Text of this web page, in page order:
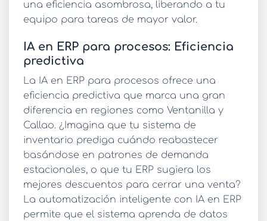
una eficiencia asombrosa, liberando a tu
equipo para tareas de mayor valor.
IA en ERP para procesos: Eficiencia
predictiva
La IA en ERP para procesos ofrece una
eficiencia predictiva que marca una gran
diferencia en regiones como Ventanilla y
Callao. ¿Imagina que tu sistema de
inventario prediga cuándo reabastecer
basándose en patrones de demanda
estacionales, o que tu ERP sugiera los
mejores descuentos para cerrar una venta?
La automatización inteligente con IA en ERP
permite que el sistema aprenda de datos